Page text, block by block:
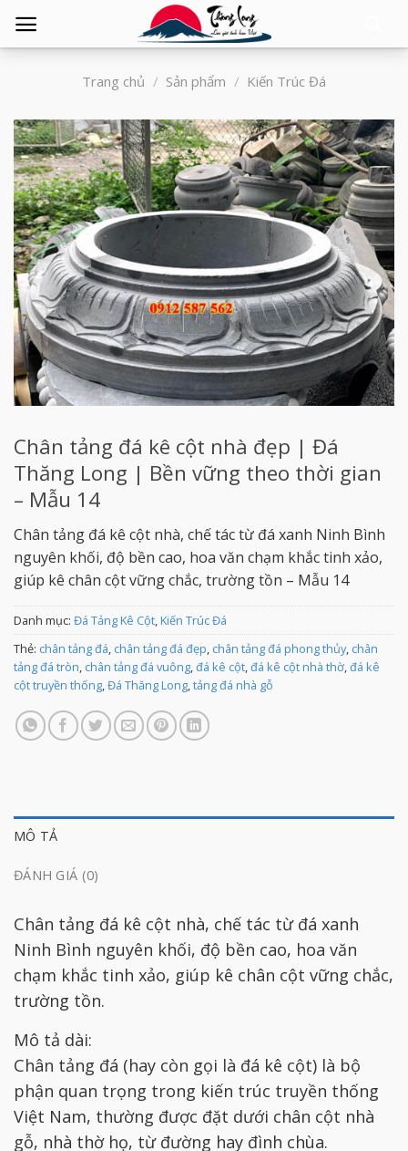
Trang chủ / Sản phẩm / Kiến Trúc Đá
Chân tảng đá kê cột nhà đẹp | Đá
Thăng Long | Bền vững theo thời gian
– Mẫu 14
Chân tảng đá kê cột nhà, chế tác từ đá xanh Ninh Bình
nguyên khối, độ bền cao, hoa văn chạm khắc tinh xảo,
giúp kê chân cột vững chắc, trường tồn – Mẫu 14
Danh mục: Đá Tảng Kê Cột,Kiến Trúc Đá
Thẻ: chân tảng đá, chân tảng đá đẹp, chân tảng đá phong thủy, chân
tảng đá tròn, chân tảng đá vuông,đá kê cột,đá kê cột nhà thờ,đá kê
cột truyền thống,Đá Thăng Long,tảng đá nhà gỗ
MÔ TẢ
ĐÁNH GIÁ (0)
Chân tảng đá kê cột nhà, chế tác từ đá xanh
Ninh Bình nguyên khối, độ bền cao, hoa văn
chạm khắc tinh xảo, giúp kê chân cột vững chắc,
trường tồn.
Mô tả dài:
Chân tảng đá (hay còn gọi là đá kê cột) là bộ
phận quan trọng trong kiến trúc truyền thống
Việt Nam, thường được đặt dưới chân cột nhà
gỗ, nhà thờ họ, từ đường hay đình chùa.